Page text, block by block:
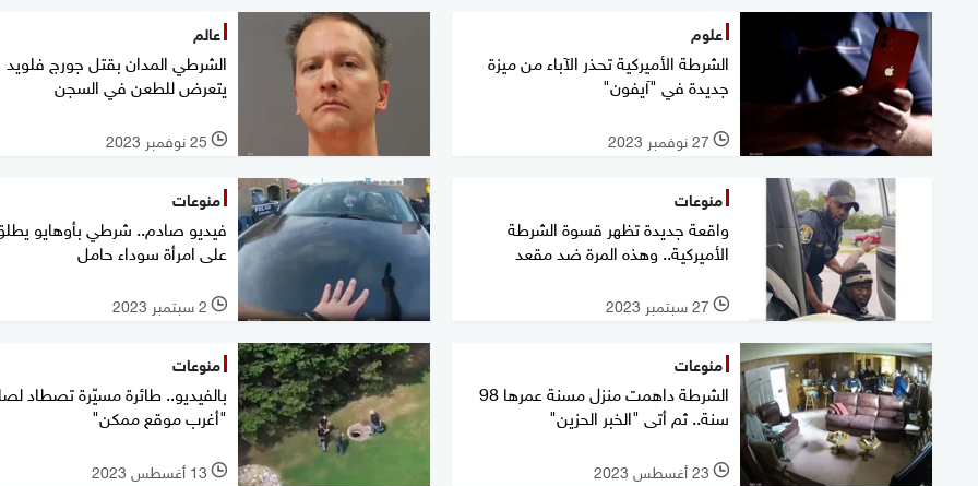
علوم
الشرطة الأميركية تحذر الآباء من ميزة
جديدة في "آيفون"
l 27 نوفمبر 2023
عالم
الشرطي المدان بقتل جورج فلويد
يتعرض للطعن في السجن
l 25 نوفمبر 2023
منوعات
واقعة جديدة تظهر قسوة الشرطة
الأميركية.. وهذه المرة ضد مقعد
l 27 سبتمبر 2023
منوعات
فيديو صادم.. شرطي بأوهايو يطلق
على امرأة سوداء حامل
l 2 سبتمبر 2023
منوعات
الشرطة داهمت منزل مسنة عمرها 98
سنة.. ثم أتى "الخبر الحزين"
l 23 أغسطس 2023
منوعات
بالفيديو.. طائرة مسيّرة تصطاد
"أغرب موقع ممكن"
l 13 أغسطس 2023